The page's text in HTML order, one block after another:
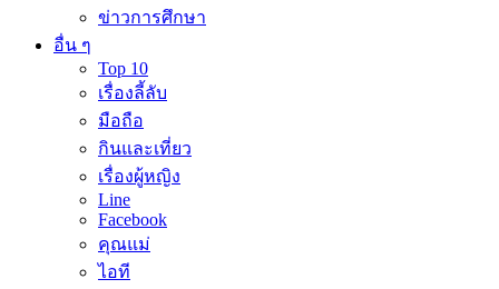
ข่าวการศึกษา
อื่น ๆ
Top 10
เรื่องลี้ลับ
มือถือ
กินและเที่ยว
เรื่องผู้หญิง
Line
Facebook
คุณแม่
ไอที